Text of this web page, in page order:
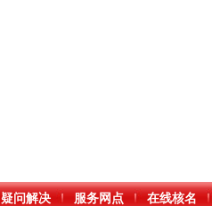
疑问解决 服务网点 在线核名